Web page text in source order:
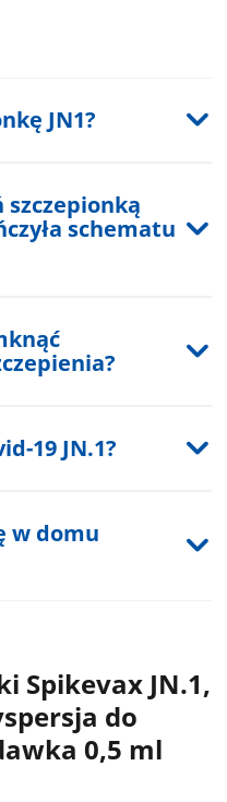
JN1?
szczepionką
schematu
19 JN.1?
w domu
Spikevax JN.1,
do
0,5 ml